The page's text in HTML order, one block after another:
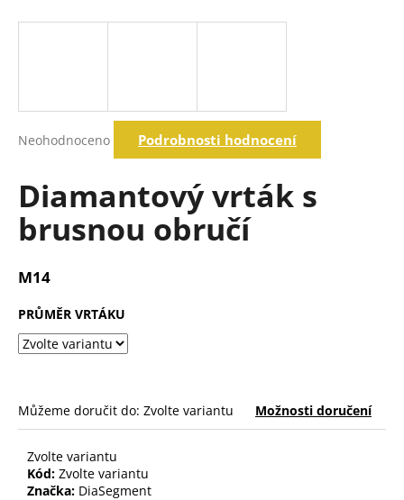
hodnocení
0,0
z
Neohodnoceno Podrobnosti hodnocení
Diamantový vrták s
brusnou obručí
M14
PRŮMĚR VRTÁKU
Můžeme doručit do: Zvolte variantu Možnosti doručení
Zvolte variantu
Kód: Zvolte variantu
Značka: DiaSegment
a
?
Hledat
o
o
r
u
j
e
m
e